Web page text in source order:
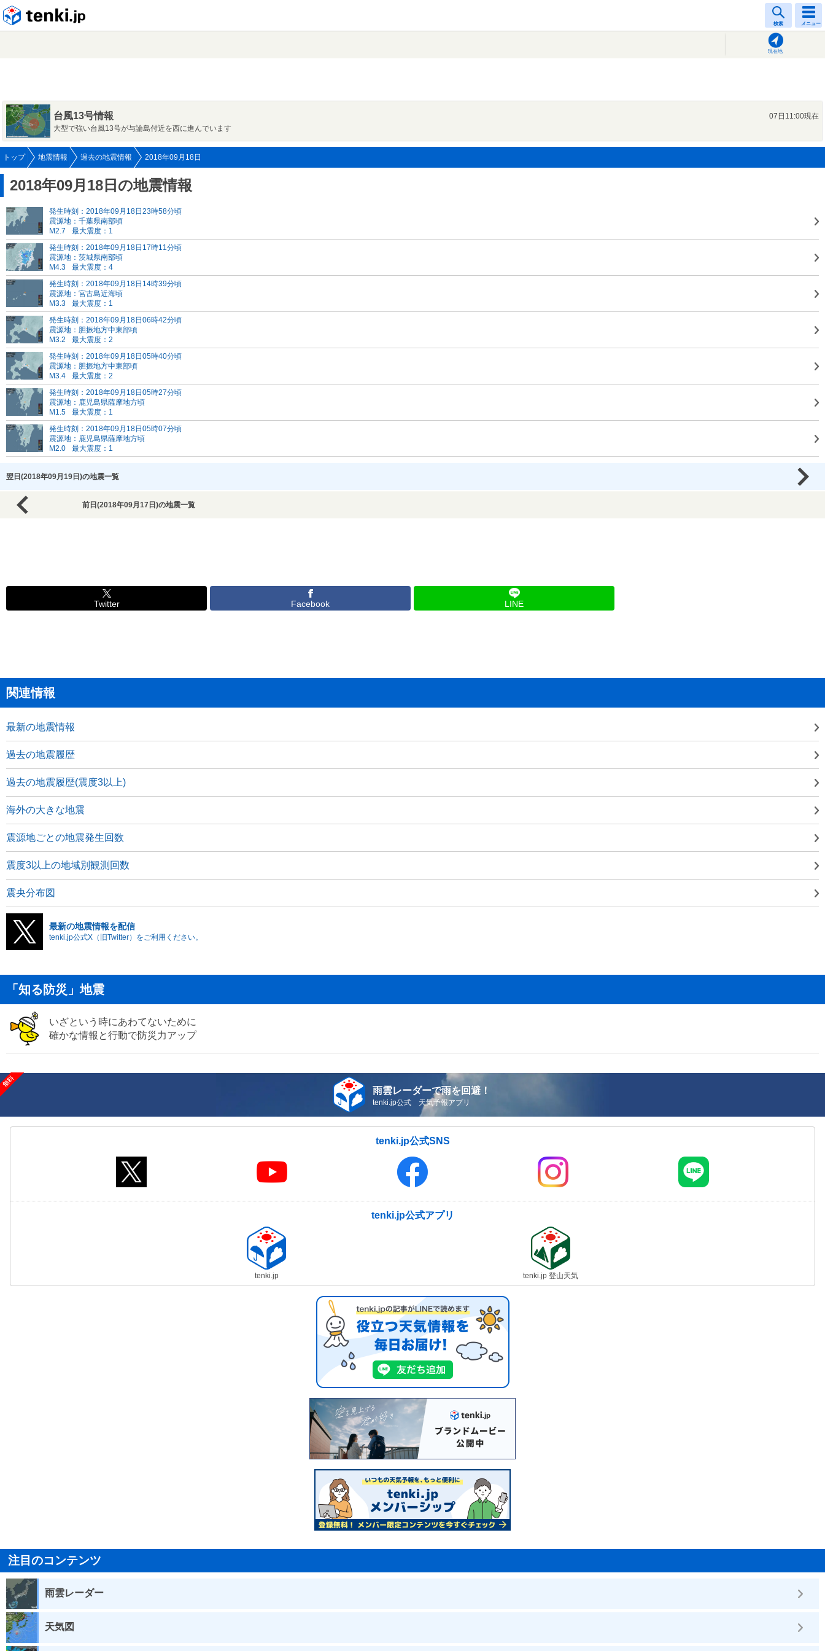
検索 メニュー
現在地
台風13号情報
07日11:00現在
大型で強い台風13号が与論島付近を西に進んでいます
トップ 地震情報 過去の地震情報 2018年09月18日
2018年09月18日の地震情報
発生時刻：2018年09月18日23時58分頃
震源地：千葉県南部頃
M2.7
最大震度：1
発生時刻：2018年09月18日17時11分頃
震源地：茨城県南部頃
M4.3
最大震度：4
発生時刻：2018年09月18日14時39分頃
震源地：宮古島近海頃
M3.3
最大震度：1
発生時刻：2018年09月18日06時42分頃
震源地：胆振地方中東部頃
M3.2
最大震度：2
発生時刻：2018年09月18日05時40分頃
震源地：胆振地方中東部頃
M3.4
最大震度：2
発生時刻：2018年09月18日05時27分頃
震源地：鹿児島県薩摩地方頃
M1.5
最大震度：1
発生時刻：2018年09月18日05時07分頃
震源地：鹿児島県薩摩地方頃
M2.0
最大震度：1
翌日(2018年09月19日)の地震一覧
前日(2018年09月17日)の地震一覧
Twitter Facebook LINE
関連情報
最新の地震情報
過去の地震履歴
過去の地震履歴(震度3以上)
海外の大きな地震
震源地ごとの地震発生回数
震度3以上の地域別観測回数
震央分布図
最新の地震情報を配信
tenki.jp公式X（旧Twitter）をご利用ください。
「知る防災」地震
いざという時にあわてないために
確かな情報と行動で防災力アップ
雨雲レーダーで雨を回避！
tenki.jp公式 天気予報アプリ
tenki.jp公式SNS
tenki.jp公式アプリ
tenki.jp tenki.jp 登山天気
注目のコンテンツ
雨雲レーダー
天気図